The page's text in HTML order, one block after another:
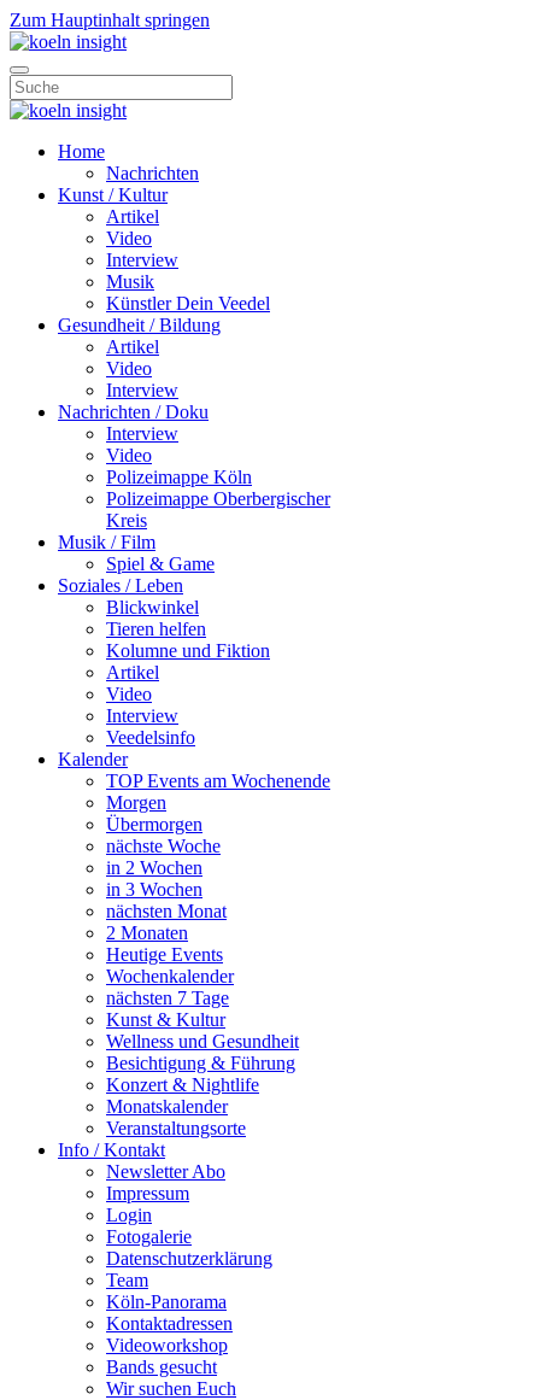
Zum Hauptinhalt springen
Home
Nachrichten
Kunst / Kultur
Artikel
Video
Interview
Musik
Künstler Dein Veedel
Gesundheit / Bildung
Artikel
Video
Interview
Nachrichten / Doku
Interview
Video
Polizeimappe Köln
Polizeimappe Oberbergischer
Kreis
Musik / Film
Spiel & Game
Soziales / Leben
Blickwinkel
Tieren helfen
Kolumne und Fiktion
Artikel
Video
Interview
Veedelsinfo
Kalender
TOP Events am Wochenende
Morgen
Übermorgen
nächste Woche
in 2 Wochen
in 3 Wochen
nächsten Monat
2 Monaten
Heutige Events
Wochenkalender
nächsten 7 Tage
Kunst & Kultur
Wellness und Gesundheit
Besichtigung & Führung
Konzert & Nightlife
Monatskalender
Veranstaltungsorte
Info / Kontakt
Newsletter Abo
Impressum
Login
Fotogalerie
Datenschutzerklärung
Team
Köln-Panorama
Kontaktadressen
Videoworkshop
Bands gesucht
Wir suchen Euch